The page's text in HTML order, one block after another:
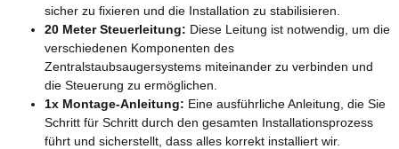
sicher zu fixieren und die Installation zu stabilisieren.
20 Meter Steuerleitung: Diese Leitung ist notwendig, um die
verschiedenen Komponenten des
Zentralstaubsaugersystems miteinander zu verbinden und
die Steuerung zu ermöglichen.
1x Montage-Anleitung: Eine ausführliche Anleitung, die Sie
Schritt für Schritt durch den gesamten Installationsprozess
führt und sicherstellt, dass alles korrekt installiert wir.